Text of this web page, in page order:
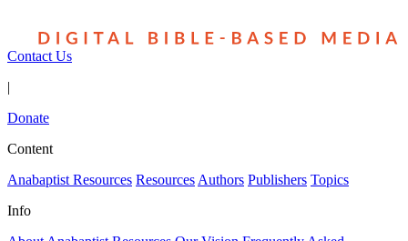
Contact Us
|
Donate
Content
Anabaptist Resources Resources Authors Publishers Topics
Info